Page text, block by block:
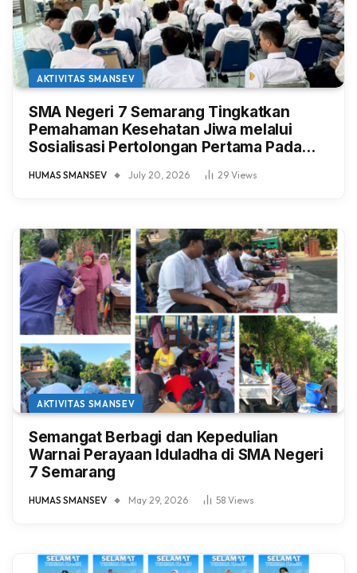
AKTIVITAS SMANSEV
SMA Negeri 7 Semarang Tingkatkan
Pemahaman Kesehatan Jiwa melalui
Sosialisasi Pertolongan Pertama Pada
Puskesmas Ngaliyan
HUMAS SMANSEV July 20, 2026 29 Views
AKTIVITAS SMANSEV
Semangat Berbagi dan Kepedulian
Warnai Perayaan Iduladha di SMA Negeri
7 Semarang
HUMAS SMANSEV May 29, 2026 58 Views